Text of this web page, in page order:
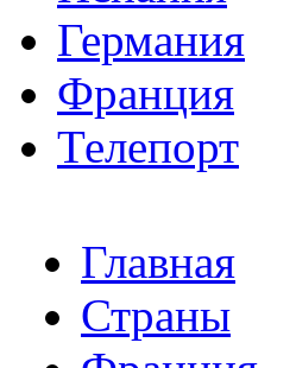
Германия
Франция
Телепорт
Главная
Страны